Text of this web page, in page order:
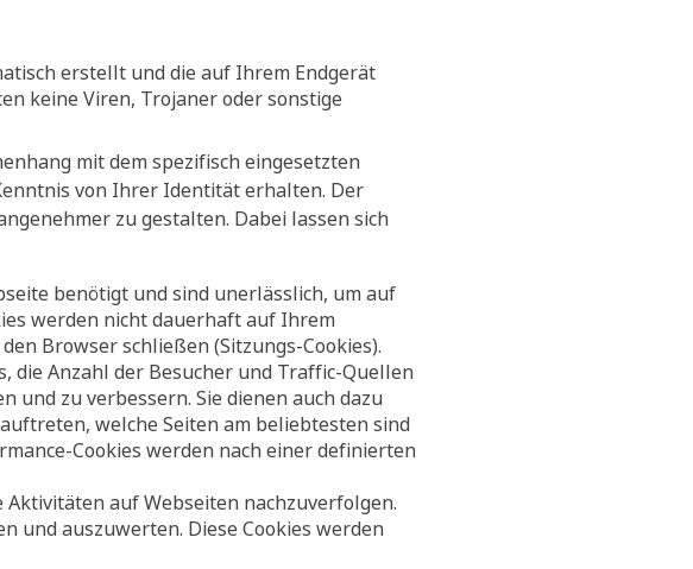
erstellt und die auf Ihrem Endgerät
keine Viren, Trojaner oder sonstige
mit dem spezifisch eingesetzten
von Ihrer Identität erhalten. Der
zu gestalten. Dabei lassen sich
benötigt und sind unerlässlich, um auf
werden nicht dauerhaft auf Ihrem
Browser schließen (Sitzungs-Cookies).
die Anzahl der Besucher und Traffic-Quellen
und zu verbessern. Sie dienen auch dazu
welche Seiten am beliebtesten sind
Cookies werden nach einer definierten
auf Webseiten nachzuverfolgen.
und auszuwerten. Diese Cookies werden